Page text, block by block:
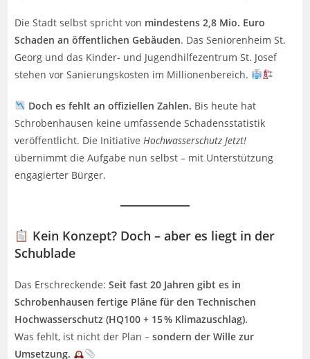
Die Stadt selbst spricht von mindestens 2,8 Mio. Euro
Schaden an öffentlichen Gebäuden. Das Seniorenheim St.
Georg und das Kinder- und Jugendhilfezentrum St. Josef
stehen vor Sanierungskosten im Millionenbereich.
Doch es fehlt an offiziellen Zahlen. Bis heute hat
Schrobenhausen keine umfassende Schadensstatistik
veröffentlicht. Die InitiativeHochwasserschutz Jetzt!
übernimmt die Aufgabe nun selbst – mit Unterstützung
engagierter Bürger.
Kein Konzept? Doch – aber es liegt in der
Schublade
Das Erschreckende:Seit fast 20 Jahren gibt es in
Schrobenhausen fertige Pläne für den Technischen
Hochwasserschutz (HQ100 + 15 % Klimazuschlag).
Was fehlt, ist nicht der Plan –sondern der Wille zur
Umsetzung.